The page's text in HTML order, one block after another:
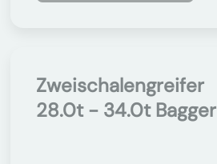
Zweischalengreifer
28.0t - 34.0t Bagger